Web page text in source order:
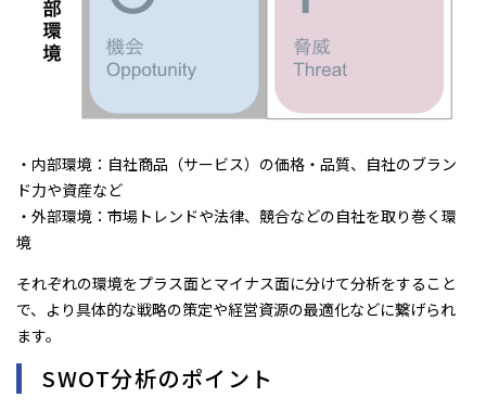
・内部環境：自社商品（サービス）の価格・品質、自社のブラン
ド力や資産など
・外部環境：市場トレンドや法律、競合などの自社を取り巻く環
境
それぞれの環境をプラス面とマイナス面に分けて分析をすること
で、より具体的な戦略の策定や経営資源の最適化などに繋げられ
ます。
SWOT分析のポイント